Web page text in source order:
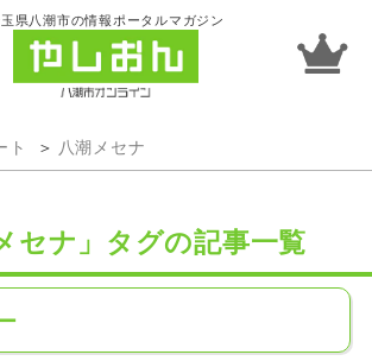
県八潮市の情報ポータルマガジン
ト 八潮メセナ
セナ」タグの記事一覧